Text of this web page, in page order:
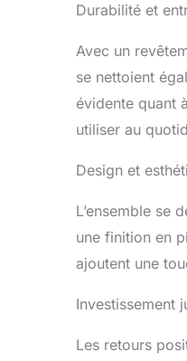
Durabilité et
Avec un
se nettoient
évidente quant
utiliser au
Design et
L’ensemble se
une finition en
ajoutent une
Investissement
Les retours